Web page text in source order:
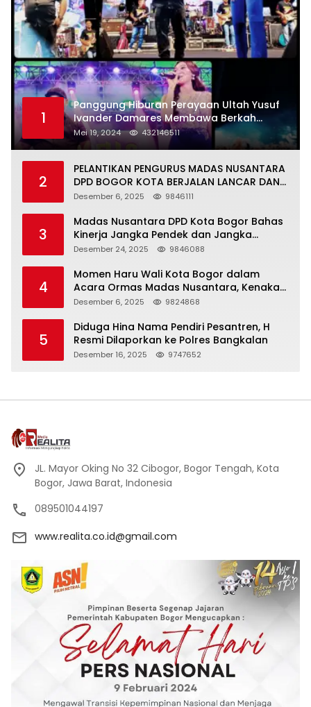
1
Panggung Hiburan Perayaan Ultah Yusuf
Ivander Damares Membawa Berkah
Warga Kejapanan
Mei 19, 2024 432146511
2
PELANTIKAN PENGURUS MADAS NUSANTARA
DPD BOGOR KOTA BERJALAN LANCAR DAN
KHIDMAT
Desember 6, 2025 9846111
3
Madas Nusantara DPD Kota Bogor Bahas
Kinerja Jangka Pendek dan Jangka
Panjang
Desember 24, 2025 9846088
4
Momen Haru Wali Kota Bogor dalam
Acara Ormas Madas Nusantara, Kenakan
Peci Hitam Tinggi sebagai Simbol
Desember 6, 2025 9824868
5
Diduga Hina Nama Pendiri Pesantren, H
Resmi Dilaporkan ke Polres Bangkalan
Desember 16, 2025 9747652
JL. Mayor Oking No 32 Cibogor, Bogor Tengah, Kota
Bogor, Jawa Barat, Indonesia
089501044197
www.realita.co.id@gmail.com